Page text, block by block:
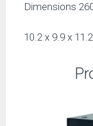
Dimensions
10.2 x 9.9 x